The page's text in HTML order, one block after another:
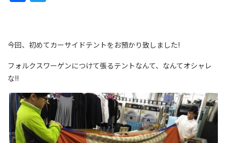
今回、初めてカーサイドテントをお預かり致しました!
フォルクスワーゲンにつけて張るテントなんて、なんてオシャレ
な!!